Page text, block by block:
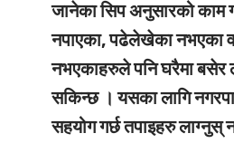
जानेका सिप अनुसारको काम
नपाएका, पढेलेखेका नभएका
नभएकाहरुले पनि घरैमा बसेर
सकिन्छ । यसका लागि
सहयोग गर्छ तपाइहरु